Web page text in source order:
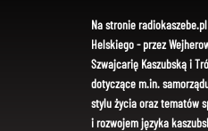
Na stronie
Helskiego - przez
Szwajcarię Kaszubską i
dotyczące m.in.
stylu życia oraz tematów
i rozwojem języka